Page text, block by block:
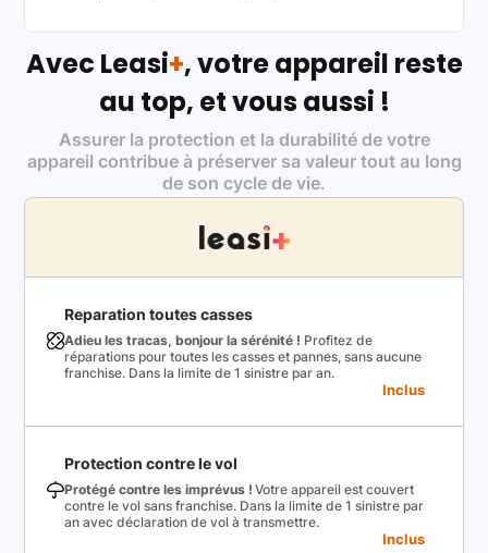
Avec Leasi+, votre appareil reste
au top, et vous aussi !
Assurer la protection et la durabilité de votre
appareil contribue à préserver sa valeur tout au long
de son cycle de vie.
Reparation toutes casses
Adieu les tracas, bonjour la sérénité ! Profitez de
réparations pour toutes les casses et pannes, sans aucune
franchise. Dans la limite de 1 sinistre par an.
Inclus
Protection contre le vol
Protégé contre les imprévus ! Votre appareil est couvert
contre le vol sans franchise. Dans la limite de 1 sinistre par
an avec déclaration de vol à transmettre.
Inclus